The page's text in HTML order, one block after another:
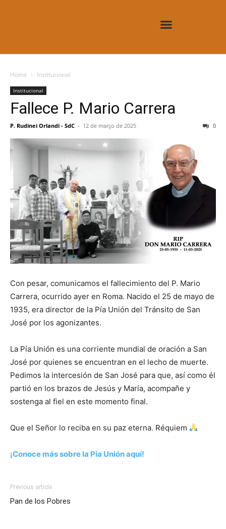
Home Institucional
Institucional
Fallece P. Mario Carrera
P. Rudinei Orlandi - SdC - 12 de março de 2025 0
Con pesar, comunicamos el fallecimiento del P. Mario
Carrera, ocurrido ayer en Roma. Nacido el 25 de mayo de
1935, era director de la Pía Unión del Tránsito de San
José por los agonizantes.
La Pía Unión es una corriente mundial de oración a San
José por quienes se encuentran en el lecho de muerte.
Pedimos la intercesión de San José para que, así como él
partió en los brazos de Jesús y María, acompañe y
sostenga al fiel en este momento final.
Que el Señor lo reciba en su paz eterna. Réquiem
¡Conoce más sobre la Pía Unión aquí!
Previous article
Pan de los Pobres